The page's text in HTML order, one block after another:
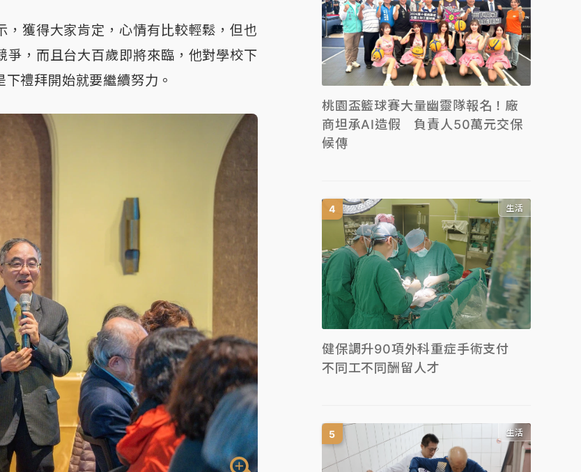
獲得大家肯定，心情有比較輕鬆，但也
，而且台大百歲即將來臨，他對學校下
禮拜開始就要繼續努力。
桃園盃籃球賽大量幽靈隊報名！廠
商坦承AI造假 負責人50萬元交保
候傳
生活
健保調升90項外科重症手術支付
不同工不同酬留人才
生活